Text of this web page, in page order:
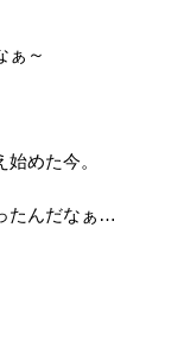
ぁ～
めた今。
たんだなぁ…